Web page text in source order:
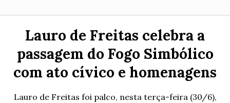
Lauro de Freitas celebra a
passagem do Fogo Simbólico
com ato cívico e homenagens
Lauro de Freitas foi palco, nesta terça-feira (30/6),